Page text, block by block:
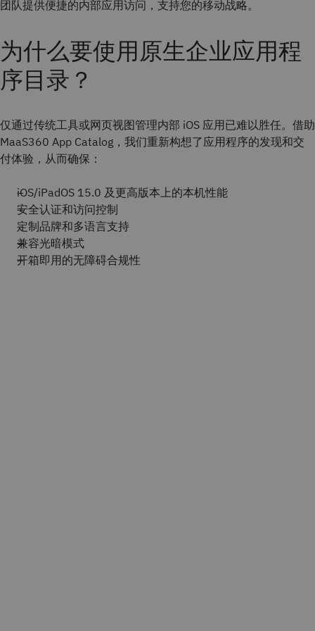
团队提供便捷的内部应用访问，支持您的移动战略。
为什么要使用原生企业应用程
序目录？
仅通过传统工具或网页视图管理内部 iOS 应用已难以胜任。借助
MaaS360 App Catalog，我们重新构想了应用程序的发现和交
付体验，从而确保：
iOS/iPadOS 15.0 及更高版本上的本机性能
安全认证和访问控制
定制品牌和多语言支持
兼容光暗模式
开箱即用的无障碍合规性